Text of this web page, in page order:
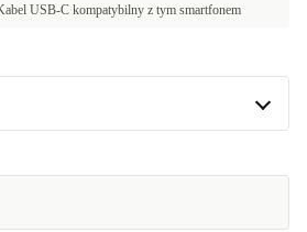
USB-C kompatybilny z tym smartfonem